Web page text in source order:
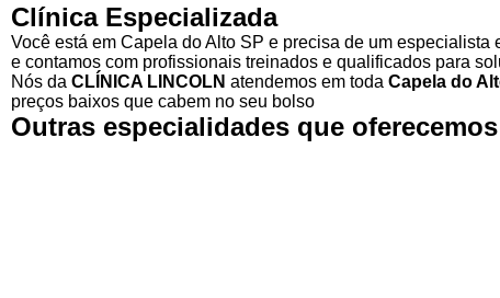
Clínica Especializada
Você está em Capela do Alto SP e precisa de um especialista
e contamos com profissionais treinados e qualificados para
Nós da CLÍNICA LINCOLN atendemos em toda Capela do
preços baixos que cabem no seu bolso
Outras especialidades que